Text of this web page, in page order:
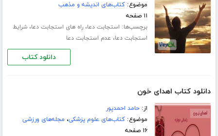
موضوع:کتاب‌های اندیشه و مذهب
۱۱ صفحه
برچسب‌ها: استجابت دعا،راه های استجابت دعا،شرایط
استجابت دعا، عدم استجابت دعا
دانلود کتاب
دانلود کتاب اهدای خون
از:حامد احمدپور
موضوع:کتاب‌های علوم پزشکی، مجله‌های ورزشی
۱۶ صفحه